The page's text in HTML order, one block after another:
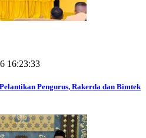
16:23:33
Pengurus, Rakerda dan Bimtek